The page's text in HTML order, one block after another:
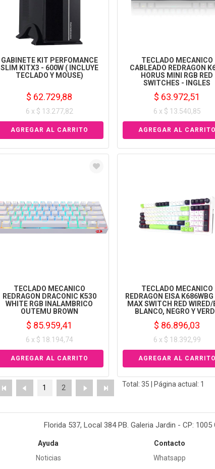
GABINETE KIT PERFOMANCE
SLIM KITX3 - 600W ( INCLUYE
TECLADO Y MOUSE)
$ 62.729,88
6 x $ 13.277,82
TECLADO MECANICO
CABLEADO REDRAGON
HORUS MINI RGB RED
SWITCHES - INGLES
$ 63.972,51
6 x $ 13.540,85
TECLADO MECANICO
REDRAGON DRACONIC K530
WHITE RGB INALAMBRICO
OUTEMU BROWN
$ 85.959,41
6 x $ 18.194,74
TECLADO MECANICO
REDRAGON EISA K686WBG
MAX SWITCH RED
BLANCO, NEGRO Y
$ 86.896,03
6 x $ 18.392,99
1 2 Total: 35 | Página actual: 1
Florida 537, Local 384 PB. Galeria Jardin - CP:
Ayuda
Noticias
Contacto
Whatsapp